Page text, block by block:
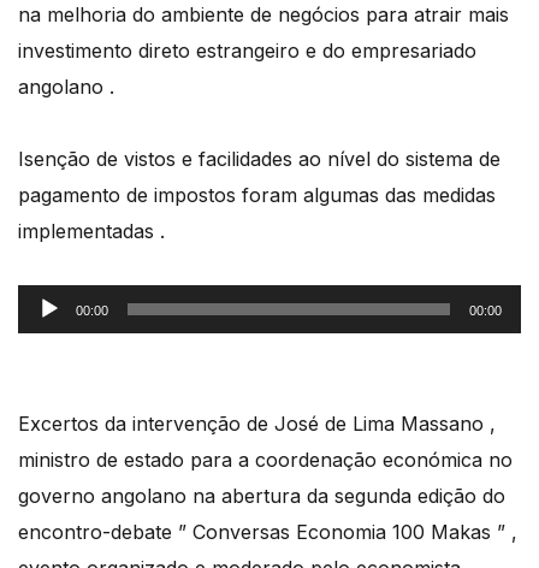
na melhoria do ambiente de negócios para atrair mais
investimento direto estrangeiro e do empresariado
angolano .
Isenção de vistos e facilidades ao nível do sistema de
pagamento de impostos foram algumas das medidas
implementadas .
Reprodutor
de
00:00 00:00
Excertos da intervenção de José de Lima Massano ,
ministro de estado para a coordenação económica no
governo angolano na abertura da segunda edição do
encontro-debate ” Conversas Economia 100 Makas ” ,